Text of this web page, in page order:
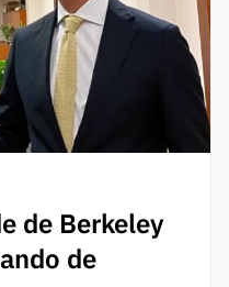
de Berkeley
de